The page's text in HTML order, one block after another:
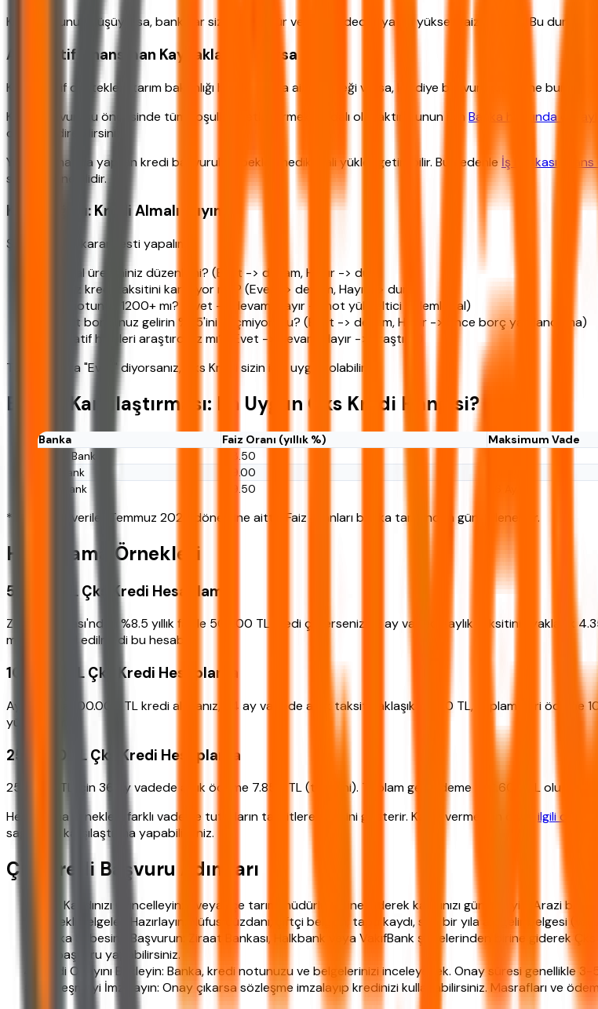
Kredi notunuz düşüyorsa, bankalar sizi riskli görür ve ya reddeder ya da yüksek faiz uygular. Bu
Alternatif Finansman Kaynaklarınız Varsa
Kooperatif destekleri, tarım bakanlığı hibeleri veya aile desteği varsa, krediye başvurmak yerine bunları
Kredi başvurusu öncesinde tüm koşulları netleştirmek faydalı olacaktır. Bunun için Banka hakkında
değerlendirebilirsiniz.
Yanlış zamanda yapılan kredi başvuruları, beklenmedik mali yükler getirebilir. Bu nedenle İş Bankası finans
seçmek önemlidir.
Karar Ağacı: Kredi Almalı mıyım?
Şimdi hızlı bir karar testi yapalım:
Tarımsal üretiminiz düzenli mi? (Evet -> devam, Hayır -> dur)
Geliriniz kredi taksitini karşılıyor mu? (Evet -> devam, Hayır -> dur)
Kredi notunuz 1200+ mı? (Evet -> devam, Hayır -> not yükseltici önlemler al)
Mevcut borcunuz gelirin %35'ini geçmiyor mu? (Evet -> devam, Hayır -> önce borç yapılandırma)
Alternatif hibeleri araştırdınız mı? (Evet -> devam, Hayır -> araştırın)
Tüm sorulara "Evet" diyorsanız, Çks Kredi sizin için uygun olabilir.
Banka Karşılaştırması: En Uygun Çks Kredi Hangisi?
Banka Faiz Oranı (yıllık %) Maksimum Vade
Ziraat Bankası
%8.50
Halkbank
%9.00
VakıfBank
%9.50
*Tablodaki veriler Temmuz 2026 dönemine aittir. Faiz oranları banka tarafından güncellenebilir.
Hesaplama Örnekleri
50.000 TL Çks Kredi Hesaplama
Ziraat Bankası'ndan %8.5 yıllık faizle 50.000 TL kredi çekerseniz, 12 ay vadede aylık taksitiniz yaklaşık
masrafı dahil edilmedi bu hesaba.
100.000 TL Çks Kredi Hesaplama
Aynı oranla 100.000 TL kredi alırsanız, 24 ay vadede aylık taksit yaklaşık 4.550 TL, toplam geri
yükü artar.
250.000 TL Çks Kredi Hesaplama
250.000 TL için 36 ay vadede aylık ödeme 7.850 TL (tahmini). Toplam geri ödeme 282.600 TL oluyor.
Hesaplama örnekleri, farklı vade ve tutarların taksitlere etkisini gösterir. Karar vermeden önce ilgili diğer
sağlıklı bir karşılaştırma yapabilirsiniz.
Çks Kredi Başvuru Adımları
ÇKS Kaydınızı Güncelleyin: İl veya ilçe tarım müdürlüklerine giderek kaydınızı güncelleyin. Arazi
Gerekli Belgeleri Hazırlayın: Nüfus cüzdanı, çiftçi belgesi, tapu kaydı, son bir yıla ait gelir belgesi
Banka Şubesine Başvurun: Ziraat Bankası, Halkbank veya VakıfBank şubelerinden birine giderek
ön başvuru yapabilirsiniz.
Kredi Onayını Bekleyin: Banka, kredi notunuzu ve belgelerinizi inceleyecek. Onay süresi genellikle 3-
Sözleşmeyi İmzalayın: Onay çıkarsa sözleşme imzalayıp kredinizi kullanabilirsiniz. Masrafları ve